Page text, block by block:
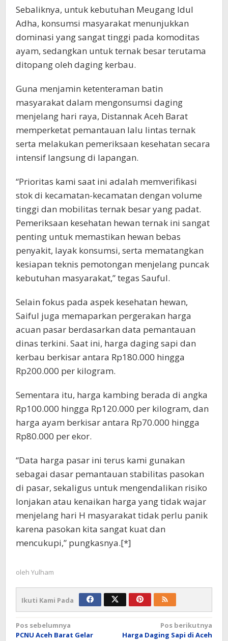
Sebaliknya, untuk kebutuhan Meugang Idul
Adha, konsumsi masyarakat menunjukkan
dominasi yang sangat tinggi pada komoditas
ayam, sedangkan untuk ternak besar terutama
ditopang oleh daging kerbau.
Guna menjamin ketenteraman batin
masyarakat dalam mengonsumsi daging
menjelang hari raya, Distannak Aceh Barat
memperketat pemantauan lalu lintas ternak
serta melakukan pemeriksaan kesehatan secara
intensif langsung di lapangan.
“Prioritas kami saat ini adalah memverifikasi
stok di kecamatan-kecamatan dengan volume
tinggi dan mobilitas ternak besar yang padat.
Pemeriksaan kesehatan hewan ternak ini sangat
penting untuk memastikan hewan bebas
penyakit, layak konsumsi, serta mematangkan
kesiapan teknis pemotongan menjelang puncak
kebutuhan masyarakat,” tegas Sauful.
Selain fokus pada aspek kesehatan hewan,
Saiful juga memaparkan pergerakan harga
acuan pasar berdasarkan data pemantauan
dinas terkini. Saat ini, harga daging sapi dan
kerbau berkisar antara Rp180.000 hingga
Rp200.000 per kilogram.
Sementara itu, harga kambing berada di angka
Rp100.000 hingga Rp120.000 per kilogram, dan
harga ayam berkisar antara Rp70.000 hingga
Rp80.000 per ekor.
“Data harga pasar ini terus kami gunakan
sebagai dasar pemantauan stabilitas pasokan
di pasar, sekaligus untuk mengendalikan risiko
lonjakan atau kenaikan harga yang tidak wajar
menjelang hari H masyarakat tidak perlu panik
karena pasokan kita sangat kuat dan
mencukupi,” pungkasnya.[*]
oleh Yulham
Ikuti Kami Pada
Navigasi
Pos sebelumnya
PCNU Aceh Barat Gelar
Pos berikutnya
Harga Daging Sapi di Aceh